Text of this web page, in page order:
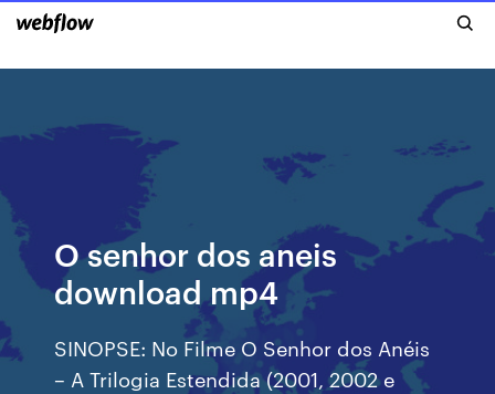
O senhor dos aneis
download mp4
SINOPSE: No Filme O Senhor dos Anéis
– A Trilogia Estendida (2001, 2002 e